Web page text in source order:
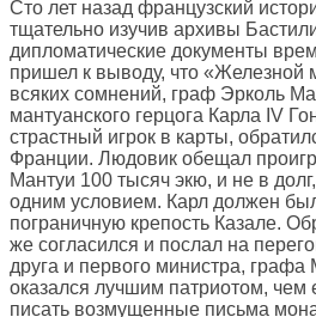
Сто лет назад французский
тщательно изучив архивы
дипломатические документы
пришел к выводу, что «Железной
всяких сомнений, граф Эрколь
мантуанского герцога Карла IV
страстный игрок в карты,
Франции. Людовик обещал
Мантуи 100 тысяч экю, и не в
одним условием. Карл должен
пограничную крепость Казале.
же согласился и послал на
друга и первого министра,
оказался лучшим патриотом, чем
писать возмущенные письма